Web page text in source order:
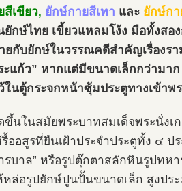
สีเขียว, ยักษ์กายสีเทา และ ยักษ์กา
ยักษ์ไทย เขี้ยวแหลมโง้ง มือทั้งสอ
กับยักษ์ในวรรณคดีสำคัญเรื่องรา
ะแก้ว” หากแต่มีขนาดเล็กกว่ามาก
ในตู้กระจกหน้าซุ้มประตูทางเข้า
ขึ้นในสมัยพระบาทสมเด็จพระนั่งเ
ออสูรที่ยืนเฝ้าประจำประตูทั้ง ๔ ป
รบาล” หรือรูปตุ๊กตาสลักหินรูปท
หล่อรูปยักษ์ปูนปั้นขนาดเล็ก สูงปร